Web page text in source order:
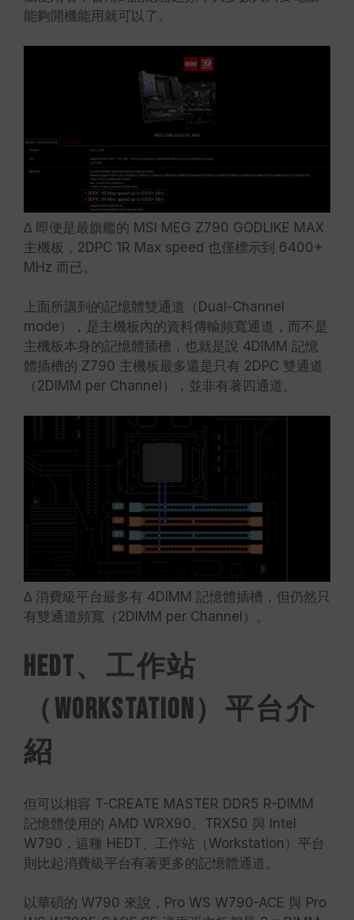
能夠開機能用就可以了。
∆ 即便是最旗艦的 MSI MEG Z790 GODLIKE MAX
主機板，2DPC 1R Max speed 也僅標示到 6400+
MHz 而已。
上面所講到的記憶體雙通道（Dual-Channel
mode），是主機板內的資料傳輸頻寬通道，而不是
主機板本身的記憶體插槽，也就是說 4DIMM 記憶
體插槽的 Z790 主機板最多還是只有 2DPC 雙通道
（2DIMM per Channel），並非有著四通道。
∆ 消費級平台最多有 4DIMM 記憶體插槽，但仍然只
有雙通道頻寬（2DIMM per Channel）。
HEDT、工作站
（Workstation）平台介
紹
但可以相容 T-CREATE MASTER DDR5 R-DIMM
記憶體使用的 AMD WRX90、TRX50 與 Intel
W790，這種 HEDT、工作站（Workstation）平台
則比起消費級平台有著更多的記憶體通道。
以華碩的 W790 來說，Pro WS W790-ACE 與 Pro